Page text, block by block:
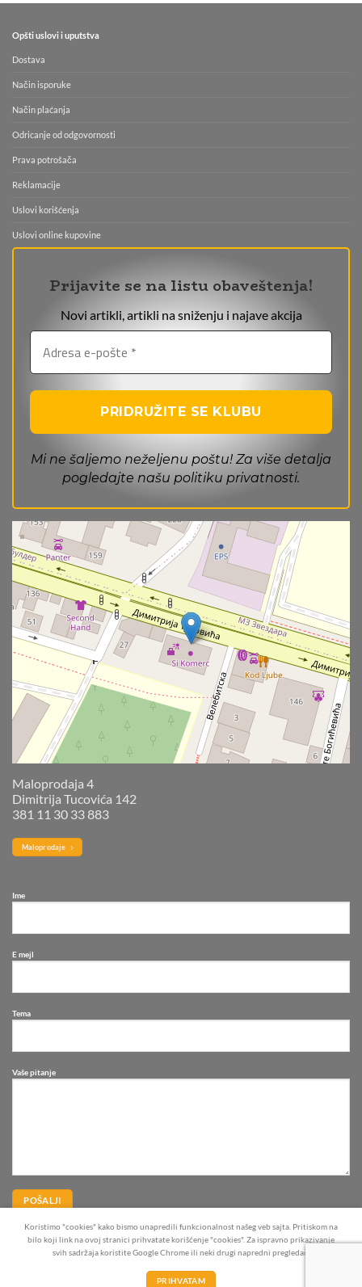
Opšti uslovi i uputstva
Dostava
Način isporuke
Način plaćanja
Odricanje od odgovornosti
Prava potrošača
Reklamacije
Uslovi korišćenja
Uslovi online kupovine
Prijavite se na listu obaveštenja!
Novi artikli, artikli na sniženju i najave akcija
Mi ne šaljemo neželjenu poštu! Za više detalja
pogledajte našu politiku privatnosti.
Maloprodaja 4
Dimitrija Tucovića 142
381 11 30 33 883
Maloprodaje
Ime
E mejl
Tema
Vaše pitanje
Copyright 2026 ©Si komerc
Koristimo "cookies" kako bismo unapredili funkcionalnost našeg veb sajta. Pritiskom na
bilo koji link na ovoj stranici prihvatate korišćenje "cookies". Za ispravno prikazivanje
svih sadržaja koristite Google Chrome ili neki drugi napredni pregledač.
PRIHVATAM